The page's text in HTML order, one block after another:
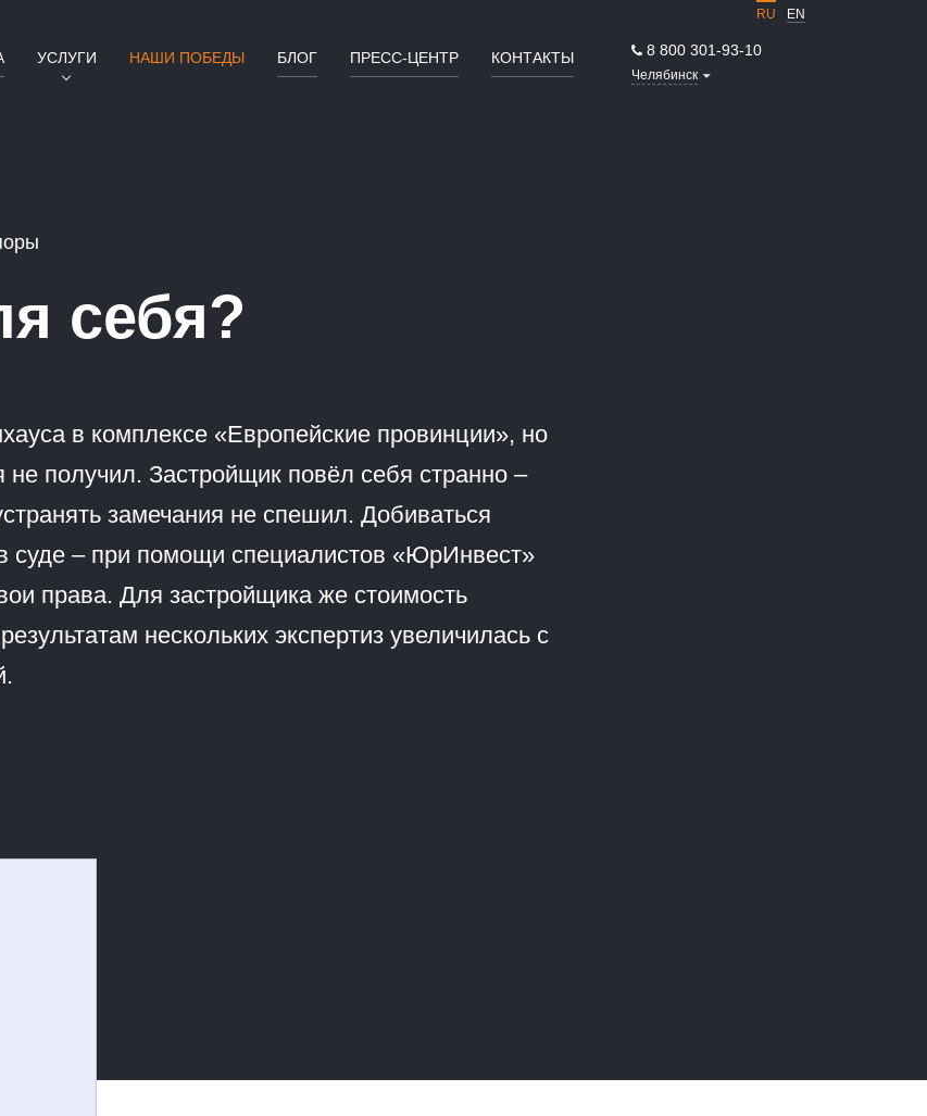
RU EN
УСЛУГИ НАШИ ПОБЕДЫ БЛОГ ПРЕСС-ЦЕНТР КОНТАКТЫ 8 800 301-93-10
Челябинск
себя?
в комплексе «Европейские провинции», но
не получил. Застройщик повёл себя странно –
замечания не спешил. Добиваться
суде – при помощи специалистов «ЮрИнвест»
права. Для застройщика же стоимость
нескольких экспертиз увеличилась с